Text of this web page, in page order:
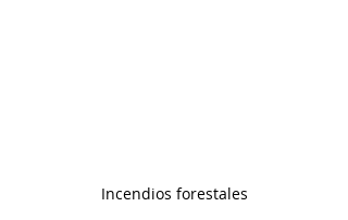
Incendios forestales